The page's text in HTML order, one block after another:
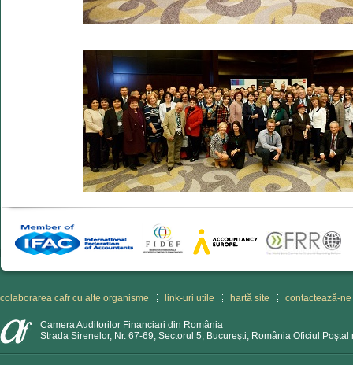
colaborarea cafr cu alte organisme link-uri utile hartă site contactează-ne
Camera Auditorilor Financiari din România
Strada Sirenelor, Nr. 67-69, Sectorul 5, Bucureşti, România Oficiul Poştal